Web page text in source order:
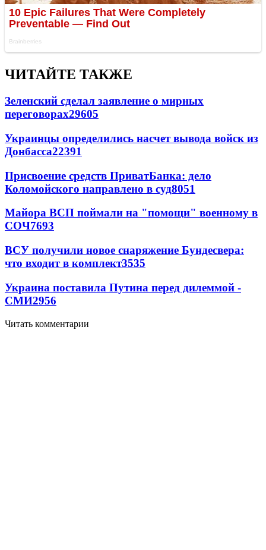
ЧИТАЙТЕ ТАКЖЕ
Зеленский сделал заявление о мирных
переговорах29605
Украинцы определились насчет вывода войск из
Донбасса22391
Присвоение средств ПриватБанка: дело
Коломойского направлено в суд8051
Майора ВСП поймали на "помощи" военному в
СОЧ7693
ВСУ получили новое снаряжение Бундесвера:
что входит в комплект3535
Украина поставила Путина перед дилеммой -
СМИ2956
Читать комментарии